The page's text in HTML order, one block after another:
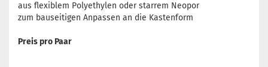
aus flexiblem Polyethylen oder starrem Neopor
zum bauseitigen Anpassen an die Kastenform
Preis pro Paar